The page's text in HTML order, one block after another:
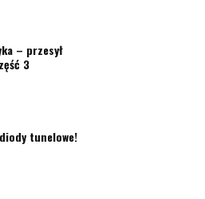
– przesył
3
tunelowe!